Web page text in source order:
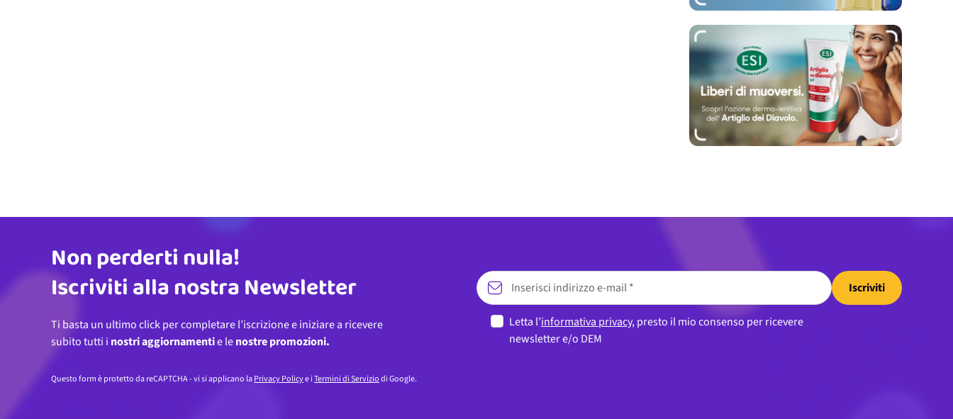
Indirizzo email
Non perderti nulla!
Iscriviti alla nostra Newsletter
Ti basta un ultimo click per completare l’iscrizione e iniziare a ricevere
subito tutti i nostri aggiornamentie lenostre promozioni.
Iscriviti
Letta l’informativa privacy, presto il mio consenso per ricevere
newsletter e/o DEM
Questo form è protetto da reCAPTCHA - vi si applicano laPrivacy Policye iTermini di Serviziodi Google.